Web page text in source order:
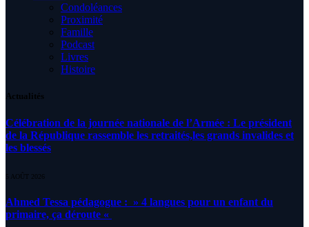
Condoléances
Proximité
Famille
Podcast
Livres
Histoire
Actualités
Célébration de la journée nationale de l’Armée : Le président
de la République rassemble les retraités,les grands invalides et
les blessés
5 AOÛT 2026
Ahmed Tessa pédagogue : » 4 langues pour un enfant du
primaire, ça déroute «